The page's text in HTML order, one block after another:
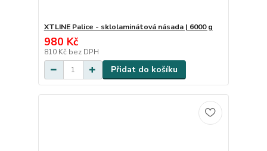
XTLINE Palice - sklolaminátová násada | 6000 g
980 Kč
810 Kč bez DPH
Přidat do košíku